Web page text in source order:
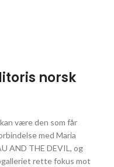
norsk
være den som får
med Maria
AND THE DEVIL, og
rette fokus mot